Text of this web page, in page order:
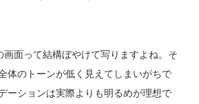
面って結構ぼやけて写りますよね。そ
体のトーンが低く見えてしまいがちで
ーションは実際よりも明るめが理想で